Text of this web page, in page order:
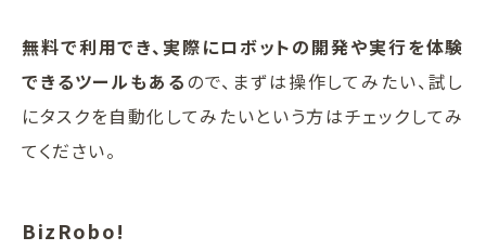
無料で利用でき、実際にロボットの開発や実行を体験
できるツールもある ので、まずは操作してみたい、試し
にタスクを自動化してみたいという方はチェックしてみ
てください。
BizRobo!